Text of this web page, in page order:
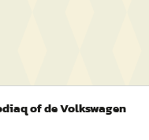
of de Volkswagen